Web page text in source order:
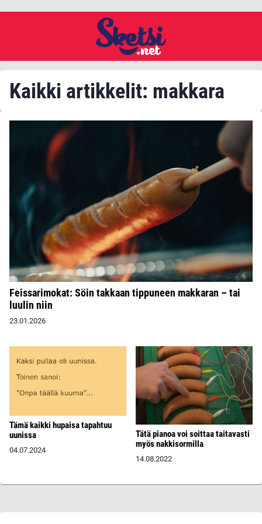
Kaikki artikkelit: makkara
Feissarimokat: Söin takkaan tippuneen makkaran – tai
luulin niin
23.01.2026
Tämä kaikki hupaisa tapahtuu
uunissa
04.07.2024
Tätä pianoa voi soittaa taitavasti
myös nakkisormilla
14.08.2022